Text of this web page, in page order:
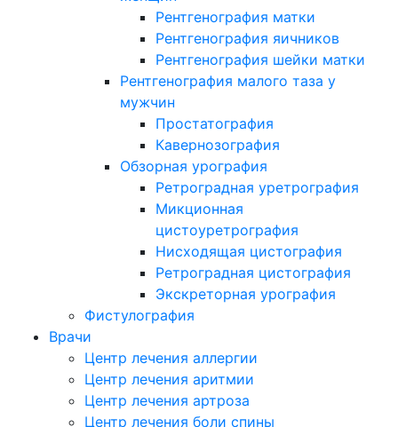
Рентгенография матки
Рентгенография яичников
Рентгенография шейки матки
Рентгенография малого таза у
мужчин
Простатография
Кавернозография
Обзорная урография
Ретроградная уретрография
Микционная
цистоуретрография
Нисходящая цистография
Ретроградная цистография
Экскреторная урография
Фистулография
Врачи
Центр лечения аллергии
Центр лечения аритмии
Центр лечения артроза
Центр лечения боли спины